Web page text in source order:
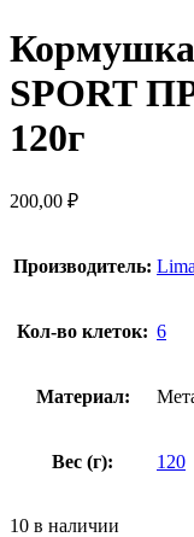
SPORT
120г
200,00 ₽
Производитель:
Кол-во клеток: 6
Материал:
Вес (г): 120
10 в наличии